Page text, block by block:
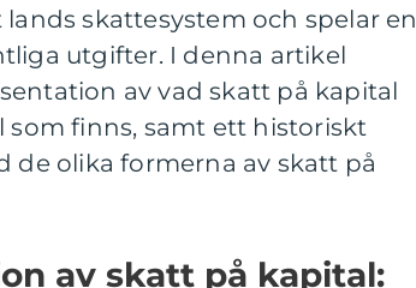
skattesystem och spelar en
utgifter. I denna artikel
av vad skatt på kapital
som finns, samt ett historiskt
de olika formerna av skatt på
av skatt på kapital: